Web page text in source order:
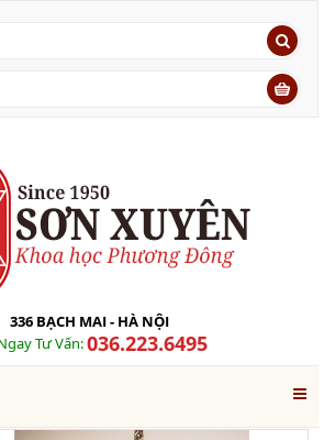
336 BẠCH MAI - HÀ NỘI
Tư Vấn:036.223.6495